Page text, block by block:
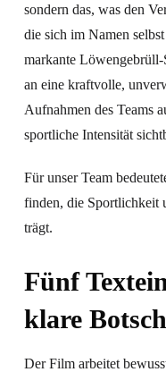
sondern das, was den
die sich im Namen
markante
an eine kraftvolle,
Aufnahmen des Teams
sportliche Intensität
Für unser Team
finden, die Sportlichkeit
trägt.
Fünf
klare
Der Film arbeitet